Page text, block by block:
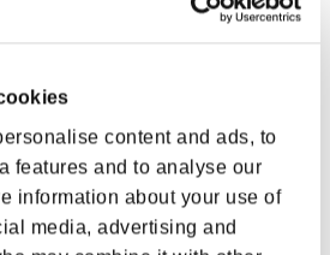
content and ads, to
features and to analyse our
information about your use of
media, advertising and